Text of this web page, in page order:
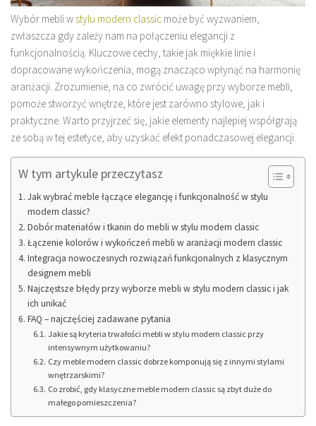
Wybór mebli w stylu modern classic może być wyzwaniem,
zwłaszcza gdy zależy nam na połączeniu elegancji z
funkcjonalnością. Kluczowe cechy, takie jak miękkie linie i
dopracowane wykończenia, mogą znacząco wpłynąć na harmonię
aranżacji. Zrozumienie, na co zwrócić uwagę przy wyborze mebli,
pomoże stworzyć wnętrze, które jest zarówno stylowe, jak i
praktyczne. Warto przyjrzeć się, jakie elementy najlepiej współgrają
ze sobą w tej estetyce, aby uzyskać efekt ponadczasowej elegancji.
W tym artykule przeczytasz
Jak wybrać meble łączące elegancję i funkcjonalność w stylu
modern classic?
Dobór materiałów i tkanin do mebli w stylu modern classic
Łączenie kolorów i wykończeń mebli w aranżacji modern classic
Integracja nowoczesnych rozwiązań funkcjonalnych z klasycznym
designem mebli
Najczęstsze błędy przy wyborze mebli w stylu modern classic i jak
ich unikać
FAQ – najczęściej zadawane pytania
Jakie są kryteria trwałości mebli w stylu modern classic przy
intensywnym użytkowaniu?
Czy meble modern classic dobrze komponują się z innymi stylami
wnętrzarskimi?
Co zrobić, gdy klasyczne meble modern classic są zbyt duże do
małego pomieszczenia?